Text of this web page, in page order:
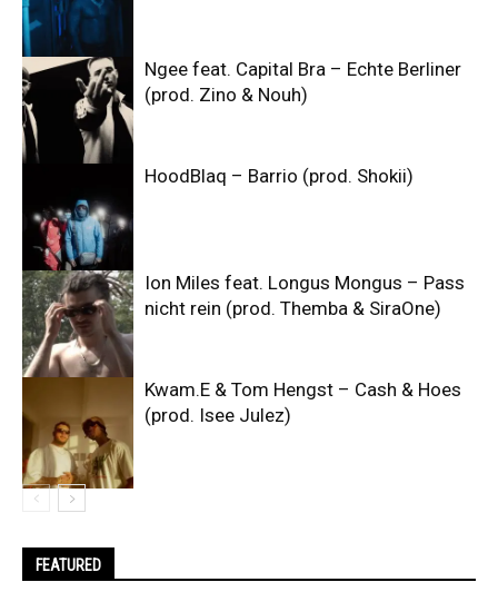
Ngee feat. Capital Bra – Echte Berliner
(prod. Zino & Nouh)
HoodBlaq – Barrio (prod. Shokii)
Ion Miles feat. Longus Mongus – Pass
nicht rein (prod. Themba & SiraOne)
Kwam.E & Tom Hengst – Cash & Hoes
(prod. Isee Julez)
FEATURED